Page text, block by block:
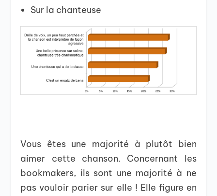
Sur la chanteuse
Vous êtes une majorité à plutôt bien
aimer cette chanson. Concernant les
bookmakers, ils sont une majorité à ne
pas vouloir parier sur elle ! Elle figure en